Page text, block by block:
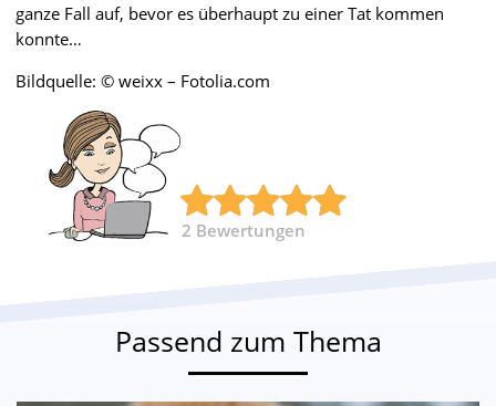
ganze Fall auf, bevor es überhaupt zu einer Tat kommen
konnte…
Bildquelle: © weixx – Fotolia.com
2 Bewertungen
Passend zum Thema